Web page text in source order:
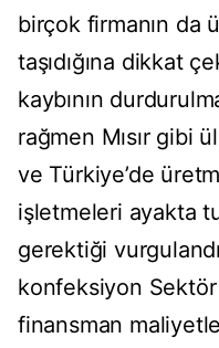
birçok firmanın da
taşıdığına dikkat
kaybının
rağmen Mısır gibi
ve Türkiye’de
işletmeleri ayakta
gerektiği
konfeksiyon Sektör
finansman